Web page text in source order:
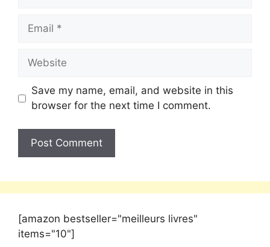
Save my name, email, and website in this
browser for the next time I comment.
[amazon bestseller="meilleurs livres"
items="10"]